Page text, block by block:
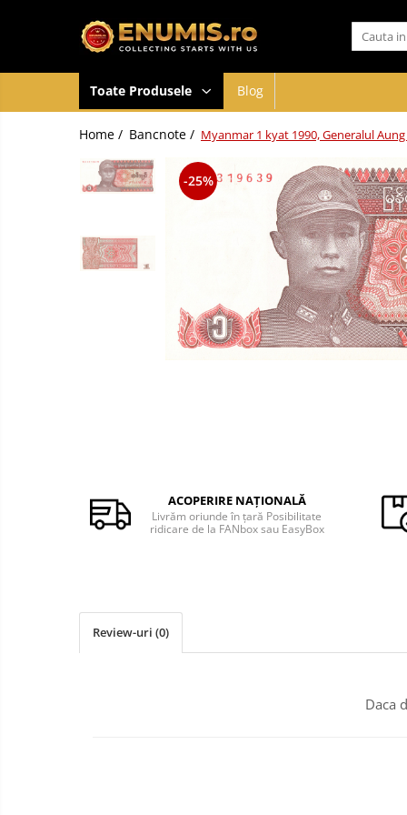
Albume cu folii pentru stocare
Capsule monede
Cartonase autoadezive
Soluții curățare, pensete, mănuși,
Monede Euro, Eurocenti
Accesorii colectie bancnote
Albume cu folii pentru stocare
Toate Produsele Blog
Home / Bancnote / Myanmar 1 kyat 1990, Generalul
-25%
ACOPERIRE NAȚIONALĂ
Livrăm oriunde în țară Posibilitate
ridicare de la FANbox sau EasyBox
Review-uri (0)
Daca